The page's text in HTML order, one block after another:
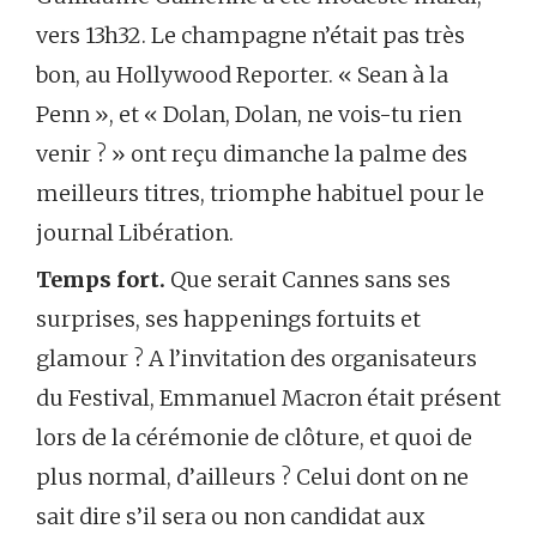
vers 13h32. Le champagne n’était pas très
bon, au Hollywood Reporter. « Sean à la
Penn », et « Dolan, Dolan, ne vois-tu rien
venir ? » ont reçu dimanche la palme des
meilleurs titres, triomphe habituel pour le
journal Libération.
Temps fort. Que serait Cannes sans ses
surprises, ses happenings fortuits et
glamour ? A l’invitation des organisateurs
du Festival, Emmanuel Macron était présent
lors de la cérémonie de clôture, et quoi de
plus normal, d’ailleurs ? Celui dont on ne
sait dire s’il sera ou non candidat aux